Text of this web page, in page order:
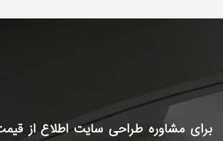
برای مشاوره طراحی سایتاطلاع از